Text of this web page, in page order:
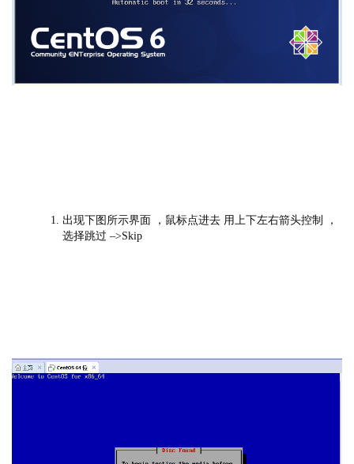
出现下图所示界面 ，鼠标点进去 用上下左右箭头控制 ，
选择跳过 –>Skip